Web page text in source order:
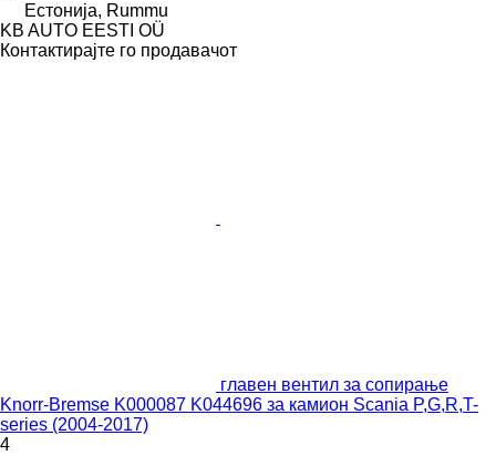
Естонија, Rummu
KB AUTO EESTI OÜ
Контактирајте го продавачот
главен вентил за сопирање
Knorr-Bremse K000087 K044696 за камион Scania P,G,R,T-
series (2004-2017)
4